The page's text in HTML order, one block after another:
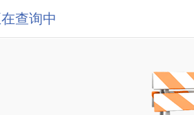
查询中